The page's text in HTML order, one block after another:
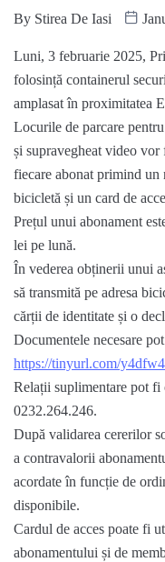
By Stirea De Iasi
Luni, 3 februarie 2025,
folosință containerul
amplasat în proximitatea
Locurile de parcare
și supravegheat video vor
fiecare abonat primind un
bicicletă și un card de
Prețul unui abonament
lei pe lună.
În vederea obținerii unui
să transmită pe adresa
cărții de identitate și o
Documentele necesare
https://tinyurl.com/
Relații suplimentare pot fi
0232.264.246.
După validarea cererilor
a contravalorii
acordate în funcție de
disponibile.
Cardul de acces poate fi
abonamentului și de